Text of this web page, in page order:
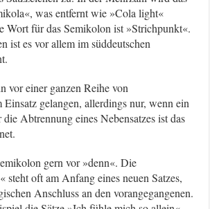
was entfernt wie »Cola light«
Wort für das Semikolon ist »Strichpunkt«.
ist es vor allem im süddeutschen
vor einer ganzen Reihe von
gelangen, allerdings nur, wenn ein
Abtrennung eines Nebensatzes ist das
gern vor »denn«. Die
steht oft am Anfang eines neuen Satzes,
Anschluss an den vorangegangenen.